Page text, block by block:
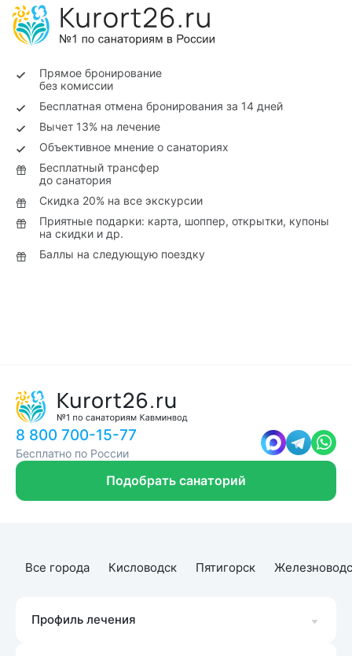
Прямое бронирование
без комиссии
Бесплатная отмена бронирования за 14 дней
Вычет 13% на лечение
Объективное мнение о санаториях
Бесплатный трансфер
до санатория
Скидка 20% на все экскурсии
Приятные подарки: карта, шоппер, открытки, купоны
на скидки и др.
Баллы на следующую поездку
8 800 700-15-77
Бесплатно по России
Подобрать санаторий
Все города Кисловодск Пятигорск
Профиль лечения